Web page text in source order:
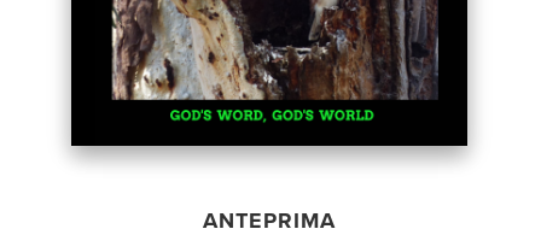
ANTEPRIMA